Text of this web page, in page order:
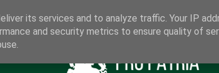
its services and to analyze traffic. Your IP
and security metrics to ensure quality of